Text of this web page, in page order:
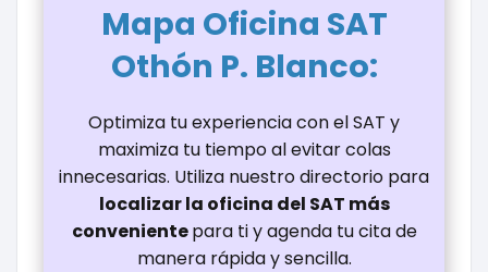
Mapa Oficina SAT
Othón P. Blanco:
Optimiza tu experiencia con el SAT y
maximiza tu tiempo al evitar colas
innecesarias. Utiliza nuestro directorio para
localizar la oficina del SAT más
convenientepara ti y agenda tu cita de
manera rápida y sencilla.